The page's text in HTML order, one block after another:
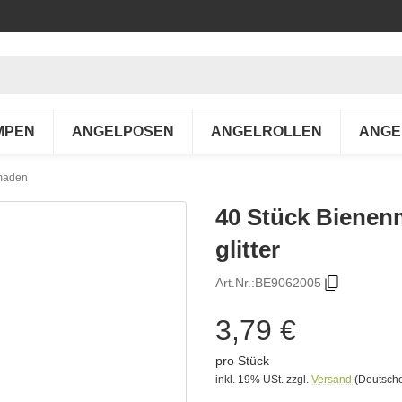
ANGELPOSEN ANGELROLLEN
40 Stück
glitter
Art.Nr.:BE9062005
3,79 €
pro Stück
inkl. 19% USt. zzgl. Versand